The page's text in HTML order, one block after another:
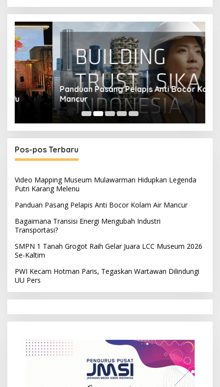
Panduan Pasang Pelapis Anti Bocor Kolam Air
Mancur
Pos-pos Terbaru
Video Mapping Museum Mulawarman Hidupkan Legenda
Putri Karang Melenu
Panduan Pasang Pelapis Anti Bocor Kolam Air Mancur
Bagaimana Transisi Energi Mengubah Industri
Transportasi?
SMPN 1 Tanah Grogot Raih Gelar Juara LCC Museum 2026
Se-Kaltim
PWI Kecam Hotman Paris, Tegaskan Wartawan Dilindungi
UU Pers